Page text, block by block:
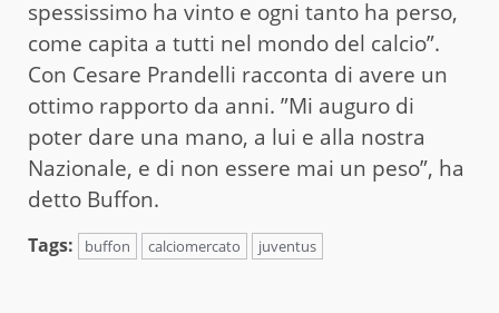
spessissimo ha vinto e ogni tanto ha perso,
come capita a tutti nel mondo del calcio”.
Con Cesare Prandelli racconta di avere un
ottimo rapporto da anni. ”Mi auguro di
poter dare una mano, a lui e alla nostra
Nazionale, e di non essere mai un peso”, ha
detto Buffon.
Tags: buffon calciomercato juventus